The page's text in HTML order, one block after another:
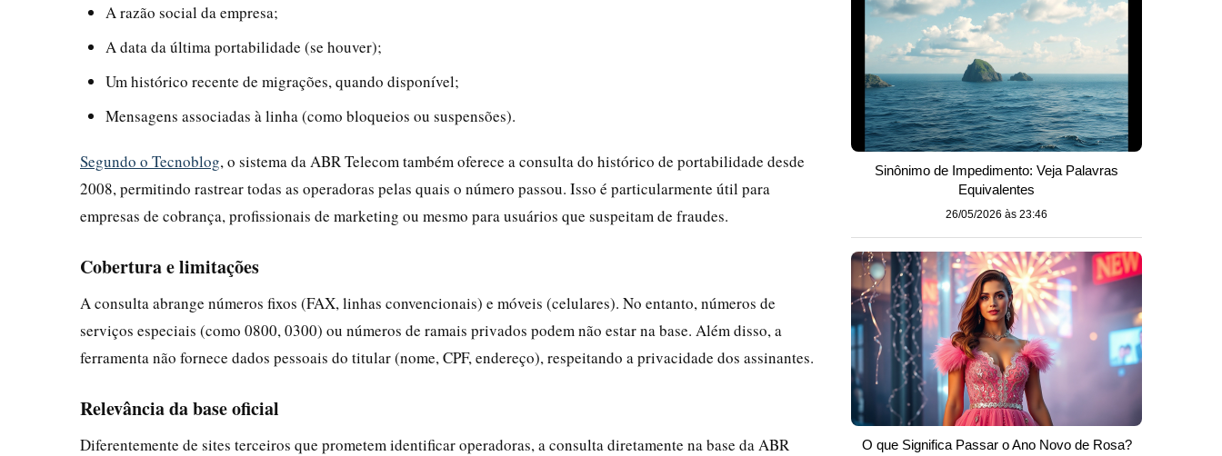
A razão social da empresa;
A data da última portabilidade (se houver);
Um histórico recente de migrações, quando disponível;
Mensagens associadas à linha (como bloqueios ou suspensões).
Segundo o Tecnoblog, o sistema da ABR Telecom também oferece a consulta do histórico de portabilidade desde
2008, permitindo rastrear todas as operadoras pelas quais o número passou. Isso é particularmente útil para
empresas de cobrança, profissionais de marketing ou mesmo para usuários que suspeitam de fraudes.
Cobertura e limitações
A consulta abrange números fixos (FAX, linhas convencionais) e móveis (celulares). No entanto, números de
serviços especiais (como 0800, 0300) ou números de ramais privados podem não estar na base. Além disso, a
ferramenta não fornece dados pessoais do titular (nome, CPF, endereço), respeitando a privacidade dos assinantes.
Relevância da base oficial
Diferentemente de sites terceiros que prometem identificar operadoras, a consulta diretamente na base da ABR
Sinônimo de Impedimento: Veja Palavras
Equivalentes
26/05/2026 às 23:46
O que Significa Passar o Ano Novo de Rosa?